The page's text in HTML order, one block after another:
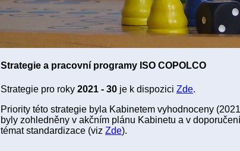
Strategie a pracovní programy ISO COPOLCO
Strategie pro roky 2021 - 30 je k dispozici Zde.
Priority této strategie byla Kabinetem vyhodnoceny
byly zohledněny v akčním plánu Kabinetu a v
témat standardizace (viz Zde).